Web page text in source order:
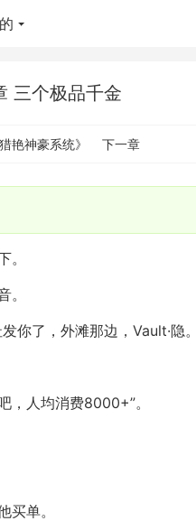
三个极品千金
猎艳神豪系统》 下一章
你了，外滩那边，Vault·
人均消费8000+”。
单。